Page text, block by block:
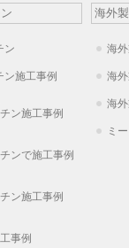
ン
ン施工事例
ン施工事例
ンで施工事例
ン施工事例
事例
海外
海
海
海
ミ